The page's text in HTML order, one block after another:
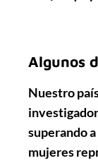
Algunos
Nuestro
superando
mujeres